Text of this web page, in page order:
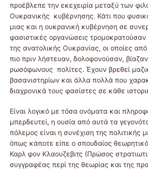
προέβλεπε την εκεχειρία μεταξύ των
Ουκρανικής κυβέρνησης. Κάτι που
μιας και η ουκρανική κυβέρνηση σε
φασιστικές οργανώσεις τρομοκρατούσαν
της ανατολικής Ουκρανίας, οι οποίες
πιο πριν λήστευαν, δολοφονούσαν,
ρωσόφωνους πολίτες. Έχουν βρεθεί
βασανιστηρίων και άλλα πολλά που
διαχρονικά τους φασίστες σε κάθε
Είναι λογικό με τόσα ονόματα και
μπερδευτεί, η ουσία από αυτά τα
πόλεμος είναι η συνέχιση της πολιτικής
όπως κάποτε είπε ο σπουδαίος
Καρλ φον Κλαουζεβιτς (Πρώσος
συγγραφέας περί της θεωρίας και της